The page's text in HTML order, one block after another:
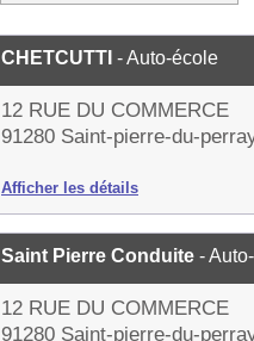
CHETCUTTI - Auto-école
12 RUE DU COMMERCE
91280 Saint-pierre-du-
Afficher les détails
Saint Pierre Conduite -
12 RUE DU COMMERCE
91280 Saint-pierre-du-